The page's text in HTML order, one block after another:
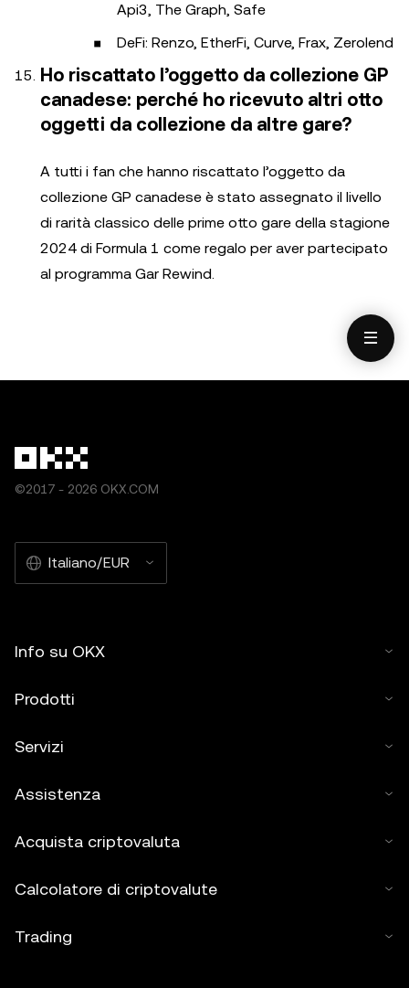
Api3, The Graph, Safe
DeFi: Renzo, EtherFi, Curve, Frax, Zerolend
Ho riscattato l’oggetto da collezione GP
canadese: perché ho ricevuto altri otto
oggetti da collezione da altre gare?
A tutti i fan che hanno riscattato l’oggetto da
collezione GP canadese è stato assegnato il livello
di rarità classico delle prime otto gare della stagione
2024 di Formula 1 come regalo per aver partecipato
al programma Gar Rewind.
©2017 - 2026 OKX.COM
Italiano/EUR
Info su OKX
Prodotti
Servizi
Assistenza
Acquista criptovaluta
Calcolatore di criptovalute
Trading